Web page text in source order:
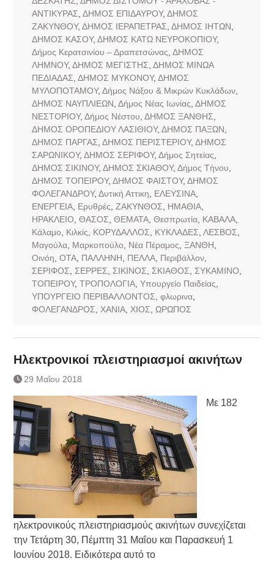
ΑΝΤΙΚΥΡΑΣ ΔΗΜΟΣ ΕΠΙΔΑΥΡΟΥ, ΔΗΜΟΣ
ΖΑΚΥΝΘΟΥ, ΔΗΜΟΣ ΙΕΡΑΠΕΤΡΑΣ ΔΗΜΟΣ ΙΗΤΩΝ
ΔΗΜΟΣ ΚΑΣΟΥ, ΔΗΜΟΣ ΚΑΤΩ ΝΕΥΡΟΚΟΠΙΟΥ,
Δήμος Κερατσινίου – Δραπετσώνας ΔΗΜΟΣ
ΛΗΜΝΟΥ, ΔΗΜΟΣ ΜΕΓΙΣΤΗΣ ΔΗΜΟΣ ΜΙΝΩΑ
ΠΕΔΙΑΔΑΣ ΔΗΜΟΣ ΜΥΚΟΝΟΥ, ΔΗΜΟΣ
ΜΥΛΟΠΟΤΑΜΟΥ, Δήμος Νάξου & Μικρών Κυκλάδων,
ΔΗΜΟΣ ΝΑΥΠΛΙΕΩΝ Δήμος Νέας Ιωνίας ΔΗΜΟΣ
ΝΕΣΤΟΡΙΟΥ, Δήμος Νέστου ΔΗΜΟΣ ΞΑΝΘΗΣ
ΔΗΜΟΣ ΟΡΟΠΕΔΙΟΥ ΛΑΣΙΘΙΟΥ, ΔΗΜΟΣ ΠΑΞΩΝ
ΔΗΜΟΣ ΠΑΡΓΑΣ ΔΗΜΟΣ ΠΕΡΙΣΤΕΡΙΟΥ, ΔΗΜΟΣ
ΣΑΡΩΝΙΚΟΥ, ΔΗΜΟΣ ΣΕΡΙΦΟΥ, Δήμος Σητείας
ΔΗΜΟΣ ΣΙΚΙΝΟΥ, ΔΗΜΟΣ ΣΚΙΑΘΟΥ, Δήμος Τήνου
ΔΗΜΟΣ ΤΟΠΕΙΡΟΥ, ΔΗΜΟΣ ΦΑΙΣΤΟΥ, ΔΗΜΟΣ
ΦΟΛΕΓΑΝΔΡΟΥ, Δυτική Αττικη ΕΛΕΥΣΙΝΑ,
ΕΝΕΡΓΕΙΑ, Ερυθρές ΖΑΚΥΝΘΟΣ ΗΜΑΘΙΑ,
ΗΡΑΚΛΕΙΟ ΘΑΣΟΣ ΘΕΜΑΤΑ, Θεσπρωτία, ΚΑΒΑΛΑ,
Κάλαμο
Κιλκίς ΚΟΡΥΔΑΛΛΟΣ ΚΥΚΛΑΔΕΣ ΛΕΣΒΟΣ
Μαγούλα, Μαρκοπούλο Νέα Πέραμος ΞΑΝΘΗ
Οινόη ΟΤΑ, ΠΑΛΛΗΝΗ ΠΕΛΛΑ, Περιβάλλον,
ΣΕΡΙΦΟΣ
ΣΕΡΡΕΣ ΣΙΚΙΝΟΣ ΣΚΙΑΘΟΣ ΣΥΚΑΜΙΝΟ
ΤΟΠΕΙΡΟΥ, ΤΡΟΠΟΛΟΓΙΑ, Υπουργείο Παιδείας
ΥΠΟΥΡΓΕΙΟ ΠΕΡΙΒΑΛΛΟΝΤΟΣ φλωρινα,
ΦΟΛΕΓΑΝΔΡΟΣ
ΧΑΝΙΑ, ΧΙΟΣ ΩΡΩΠΟΣ
Ηλεκτρονικοί πλειστηριασμοί ακινήτων
29 Μαΐου 2018
Με 182
ηλεκτρονικούς πλειστηριασμούς ακινήτων συνεχίζεται
την Τετάρτη 30, Πέμπτη 31 Μαΐου και Παρασκευή 1
Ιουνίου 2018. Ειδικότερα αυτό το